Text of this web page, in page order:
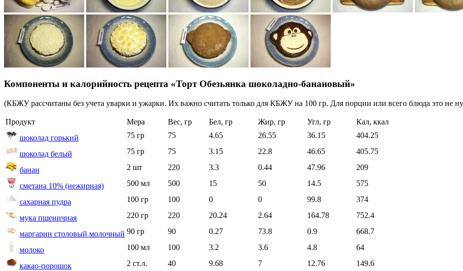
Компоненты и калорийность рецепта «Торт Обезьянка шоколадно-банановый»
(КБЖУ рассчитаны без учета уварки и ужарки. Их важно считать только для КБЖУ на 100 гр. Для порции или всего блюда это не
Продукт Мера Вес, гр Бел, гр Жир, гр Угл, гр
Кал, ккал
шоколад горький
75 гр 75 4.65 26.55 36.15 404.25
шоколад белый 75 гр 75 3.15 22.8 46.65 405.75
банан 2 шт 220 3.3 0.44 47.96 209
сметана 10% (нежирная) 500 мл 500 15 50 14.5 575
сахарная пудра 100 гр 100 0 0 99.8 374
мука пшеничная 220 гр 220 20.24 2.64 164.78 752.4
маргарин столовый молочный 90 гр 90 0.27 73.8 0.9 668.7
молоко 100 мл 100 3.2 3.6 4.8 64
какао-порошок 2 ст.л. 40 9.68 7 12.76 149.6